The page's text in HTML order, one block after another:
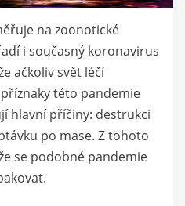
na zoonotické
i současný koronavirus
ačkoliv svět léčí
této pandemie
hlavní příčiny: destrukci
po mase. Z tohoto
se podobné pandemie